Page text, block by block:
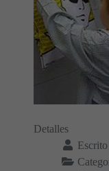
Detalles